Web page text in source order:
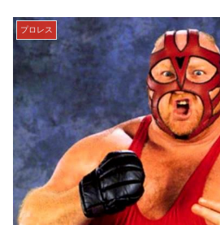
プロレス